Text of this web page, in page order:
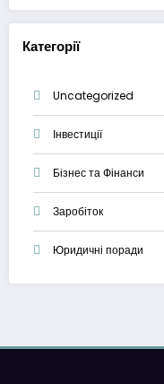
Категорії
Uncategorized
Інвестиції
Бізнес та Фінанси
Заробіток
Юридичні поради